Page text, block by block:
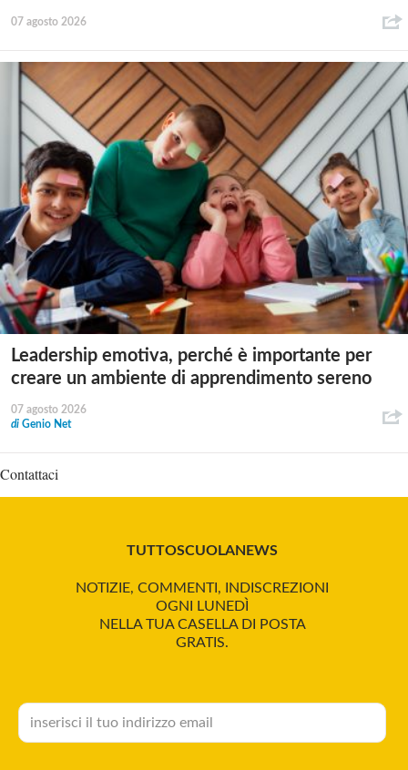
07 agosto 2026
Leadership emotiva, perché è importante per
creare un ambiente di apprendimento sereno
07 agosto 2026
di Genio Net
Contattaci
TUTTOSCUOLANEWS
NOTIZIE, COMMENTI, INDISCREZIONI
OGNI LUNEDÌ
NELLA TUA CASELLA DI POSTA
GRATIS.